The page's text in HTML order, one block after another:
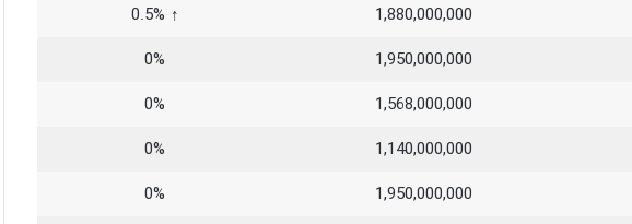
1,880,000,000
↑ 0.5%
1,950,000,000
0%
1,568,000,000
0%
1,140,000,000
0%
1,950,000,000
0%